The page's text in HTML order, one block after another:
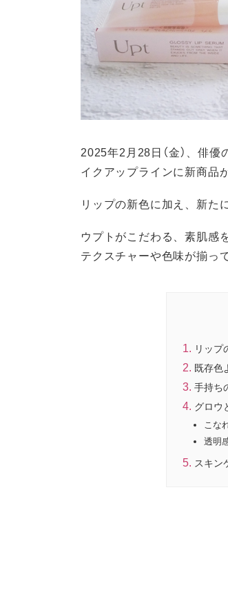
2025年2月28日（金）、俳
イクアップラインに新商品
リップの新色に加え、新た
ウプトがこだわる、素肌感
テクスチャーや色味が揃っ
リップ
既存色
手持ち
グロウ
こな
透明
スキン